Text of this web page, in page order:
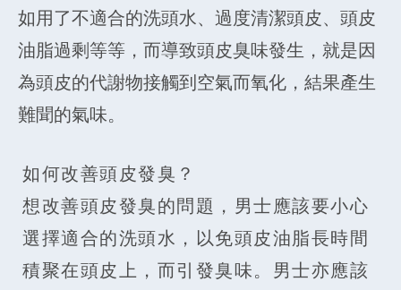
如用了不適合的洗頭水、過度清潔頭皮、頭皮
油脂過剩等等，而導致頭皮臭味發生，就是因
為頭皮的代謝物接觸到空氣而氧化，結果產生
難聞的氣味。
如何改善頭皮發臭？
想改善頭皮發臭的問題，男士應該要小心
選擇適合的洗頭水，以免頭皮油脂長時間
積聚在頭皮上，而引發臭味。男士亦應該